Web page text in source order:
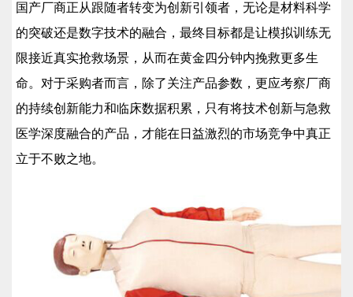
国产厂商正从跟随者转变为创新引领者，无论是材料科学
的突破还是数字技术的融合，最终目标都是让模拟训练无
限接近真实抢救场景，从而在黄金四分钟内挽救更多生
命。对于采购者而言，除了关注产品参数，更应考察厂商
的持续创新能力和临床数据积累，只有将技术创新与急救
医学深度融合的产品，才能在日益激烈的市场竞争中真正
立于不败之地。